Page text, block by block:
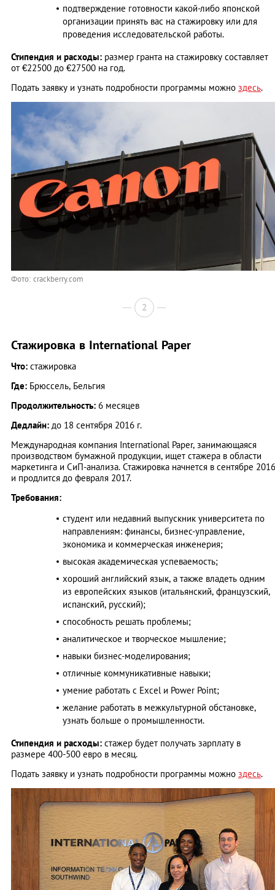
подтверждение готовности какой-либо японской
организации принять вас на стажировку или для
проведения исследовательской работы.
Стипендия и расходы: размер гранта на стажировку составляет
от €22500 до €27500 на год.
Подать заявку и узнать подробности программы можно здесь.
Фото: crackberry.com
2
Стажировка в International Paper
Что: стажировка
Где: Брюссель, Бельгия
Продолжительность: 6 месяцев
Дедлайн: до 18 сентября 2016 г.
Международная компания International Paper, занимающаяся
производством бумажной продукции, ищет стажера в области
маркетинга и СиП-анализа. Стажировка начнется в сентябре 2016
и продлится до февраля 2017.
Требования:
студент или недавний выпускник университета по
направлениям: финансы, бизнес-управление,
экономика и коммерческая инженерия;
высокая академическая успеваемость;
хороший английский язык, а также владеть одним
из европейских языков (итальянский, французский,
испанский, русский);
способность решать проблемы;
аналитическое и творческое мышление;
навыки бизнес-моделирования;
отличные коммуникативные навыки;
умение работать с Excel и Power Point;
желание работать в межкультурной обстановке,
узнать больше о промышленности.
Стипендия и расходы: стажер будет получать зарплату в
размере 400-500 евро в месяц.
Подать заявку и узнать подробности программы можно здесь.